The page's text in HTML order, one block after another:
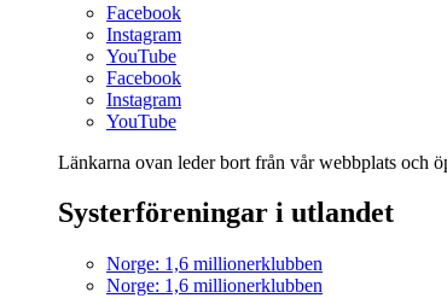
Facebook
Instagram
YouTube
Facebook
Instagram
YouTube
Länkarna ovan leder bort från vår webbplats och
Systerföreningar i utlandet
Norge: 1,6 millionerklubben
Norge: 1,6 millionerklubben